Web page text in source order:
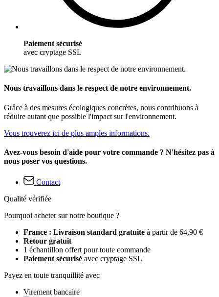
Paiement sécurisé
avec cryptage SSL
Nous travaillons dans le respect de notre environnement.
Grâce à des mesures écologiques concrètes, nous contribuons à
réduire autant que possible l'impact sur l'environnement.
Vous trouverez ici de plus amples informations.
Avez-vous besoin d'aide pour votre commande ? N'hésitez pas à
nous poser vos questions.
Contact
Qualité vérifiée
Pourquoi acheter sur notre boutique ?
France : Livraison standard gratuite à partir de 64,90 €
Retour gratuit
1 échantillon offert pour toute commande
Paiement sécurisé avec cryptage SSL
Payez en toute tranquillité avec
Virement bancaire